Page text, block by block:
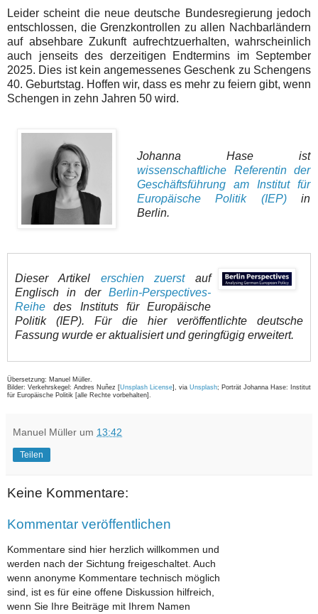
Leider scheint die neue deutsche Bundesregierung jedoch
entschlossen, die Grenzkontrollen zu allen Nachbarländern
auf absehbare Zukunft aufrechtzuerhalten, wahrscheinlich
auch jenseits des derzeitigen Endtermins im September
2025. Dies ist kein angemessenes Geschenk zu Schengens
40. Geburtstag. Hoffen wir, dass es mehr zu feiern gibt, wenn
Schengen in zehn Jahren 50 wird.
Johanna Hase ist
wissenschaftliche Referentin der
Geschäftsführung am Institut für
Europäische Politik (IEP)in
Berlin.
Dieser Artikel erschien zuerstauf
Englisch in der Berlin-Perspectives-
Reihe des Instituts für Europäische
Politik (IEP). Für die hier veröffentlichte deutsche
Fassung wurde er aktualisiert und geringfügig erweitert.
Übersetzung: Manuel Müller.
Bilder: Verkehrskegel: Andres Nuñez [Unsplash License], via Unsplash; Porträt Johanna Hase: Institut
für Europäische Politik [alle Rechte vorbehalten].
Manuel Müller um 13:42
Teilen
Keine Kommentare:
Kommentar veröffentlichen
Kommentare sind hier herzlich willkommen und
werden nach der Sichtung freigeschaltet. Auch
wenn anonyme Kommentare technisch möglich
sind, ist es für eine offene Diskussion hilfreich,
wenn Sie Ihre Beiträge mit Ihrem Namen